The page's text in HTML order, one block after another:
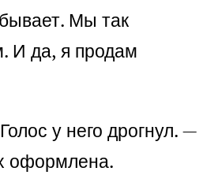
Мы так
И да, я продам
у него дрогнул. —
оформлена.